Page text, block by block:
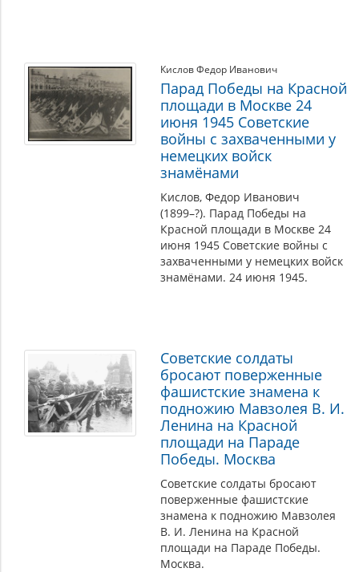
Кислов Федор Иванович
Парад Победы на Красной
площади в Москве 24
июня 1945 Советские
войны с захваченными у
немецких войск
знамёнами
Кислов, Федор Иванович
(1899–?). Парад Победы на
Красной площади в Москве 24
июня 1945 Советские войны с
захваченными у немецких войск
знамёнами. 24 июня 1945.
Советские солдаты
бросают поверженные
фашистские знамена к
подножию Мавзолея В. И.
Ленина на Красной
площади на Параде
Победы. Москва
Советские солдаты бросают
поверженные фашистские
знамена к подножию Мавзолея
В. И. Ленина на Красной
площади на Параде Победы.
Москва.